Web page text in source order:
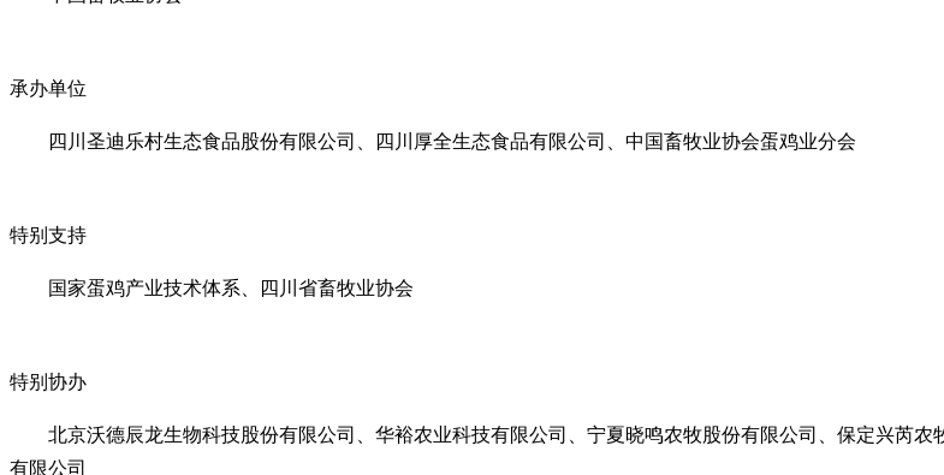
承办单位
四川圣迪乐村生态食品股份有限公司、 四川厚全生态食品有限公司、 中国畜牧业协会蛋鸡业分会
特别支持
国家蛋鸡产业技术体系、 四川省畜牧业协会
特别协办
北京沃德辰龙生物科技股份有限公司、华裕农业科技有限公司、宁夏晓鸣农牧股份有限公司、保定兴芮
有限公司